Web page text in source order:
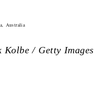
Kolbe / Getty Images